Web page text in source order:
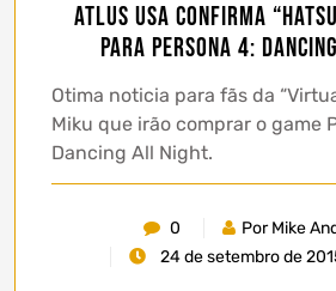
Atlus USA confirma
para Persona 4:
Otima noticia para fãs da
Miku que irão comprar o game
Dancing All Night.
0
Por Mike
24 de setembro de